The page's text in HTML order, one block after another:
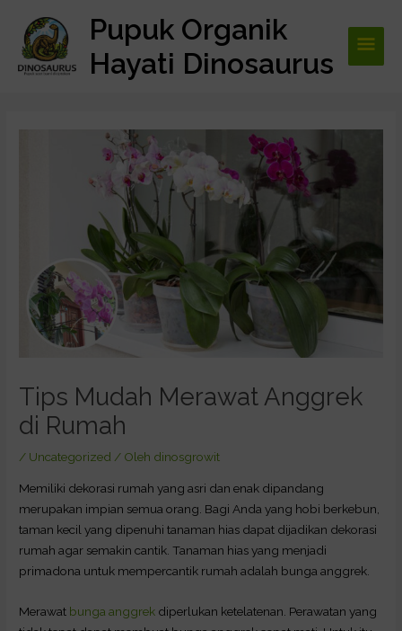
konten
Pupuk Organik
Hayati Dinosaurus
Tips Mudah Merawat Anggrek
di Rumah
/ Uncategorized / Oleh dinosgrowit
Memiliki dekorasi rumah yang asri dan enak dipandang
merupakan impian semua orang. Bagi Anda yang hobi berkebun,
taman kecil yang dipenuhi tanaman hias dapat dijadikan dekorasi
rumah agar semakin cantik. Tanaman hias yang menjadi
primadona untuk mempercantik rumah adalah bunga anggrek.
Merawat bunga anggrek diperlukan ketelatenan. Perawatan yang